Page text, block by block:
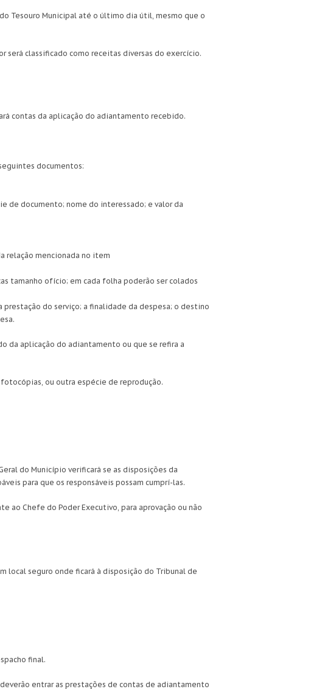
Tesouro Municipal até o último dia útil, mesmo que o
classificado como receitas diversas do exercício.
contas da aplicação do adiantamento recebido.
documentos:
de documento; nome do interessado; e valor da
relação mencionada no item
tamanho ofício; em cada folha poderão ser colados
do serviço; a finalidade da despesa; o destino
da aplicação do adiantamento ou que se refira a
ou outra espécie de reprodução.
do Município verificará se as disposições da
para que os responsáveis possam cumprí-las.
ao Chefe do Poder Executivo, para aprovação ou não
local seguro onde ficará à disposição do Tribunal de
final.
entrar as prestações de contas de adiantamento